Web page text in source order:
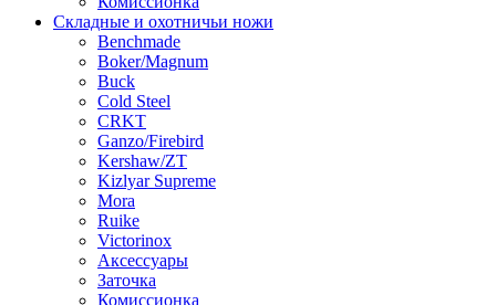
Складные и охотничьи ножи
Benchmade
Boker/Magnum
Buck
Cold Steel
CRKT
Ganzo/Firebird
Kershaw/ZT
Kizlyar Supreme
Mora
Ruike
Victorinox
Аксессуары
Заточка
Комиссионка